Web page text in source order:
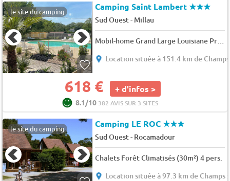
le site du camping Camping Saint Lambert★★★
Sud Ouest- Millau
Location située à 151.4 km de
618 € + d'infos >
8.1/10 382 AVIS SUR 3 SITES
le site du camping Camping LE ROC★★★
Sud Ouest- Rocamadour
Chalets Forêt Climatisés (30m²) 4 pers.
Location située à 97.3 km de